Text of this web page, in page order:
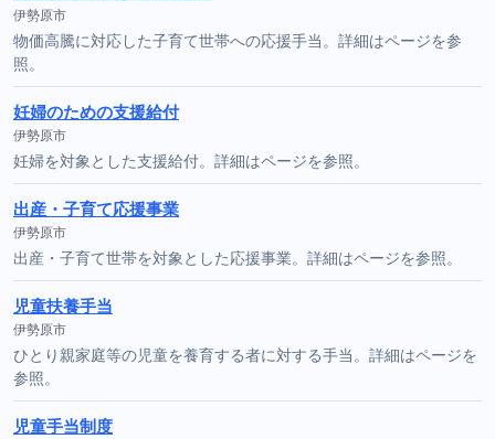
伊勢原市
物価高騰に対応した子育て世帯への応援手当。詳細はページを参
照。
妊婦のための支援給付
伊勢原市
妊婦を対象とした支援給付。詳細はページを参照。
出産・子育て応援事業
伊勢原市
出産・子育て世帯を対象とした応援事業。詳細はページを参照。
児童扶養手当
伊勢原市
ひとり親家庭等の児童を養育する者に対する手当。詳細はページを
参照。
児童手当制度